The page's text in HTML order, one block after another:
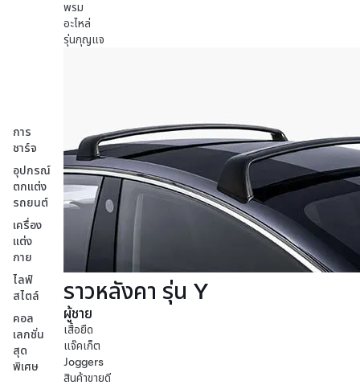
การ
ชาร์จ
อุปกรณ์
ตกแต่ง
รถยนต์
เครื่อง
แต่ง
กาย
ไลฟ์
สไตล์
คอล
เลกชั่น
สุด
พิเศษ
พรม
อะไหล่
รุ่นกุญแจ
ราวหลังคา รุ่น Y
ผู้ชาย
เสื้อยืด
แจ๊คเก็ต
Joggers
สินค้าขายดี